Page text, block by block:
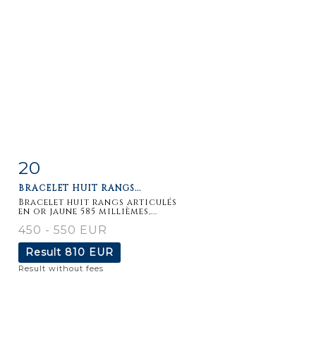
Item detail
20
BRACELET HUIT RANGS...
Bracelet huit rangs articulés
en or jaune 585 millièmes,...
450 - 550 EUR
Result 810 EUR
Result without fees